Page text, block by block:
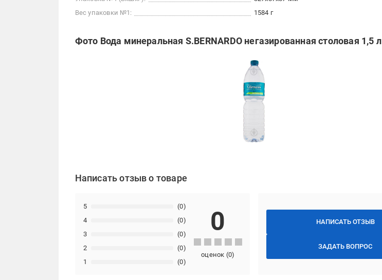
Вес упаковки №1:
1584 г
Фото Вода минеральная S.BERNARDO негазированная столовая 1,5 л
Написать отзыв о товаре
НАПИСАТЬ ОТЗЫВ
ЗАДАТЬ ВОПРОС
1 (0)
2 (0)
3 (0)
4 (0)
5 (0)
0
оценок (0)